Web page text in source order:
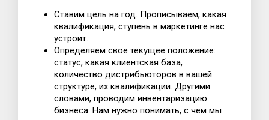
Ставим цель на год. Прописываем, какая
квалификация, ступень в маркетинге нас
устроит.
Определяем свое текущее положение:
статус, какая клиентская база,
количество дистрибьюторов в вашей
структуре, их квалификации. Другими
словами, проводим инвентаризацию
бизнеса. Нам нужно понимать, с чем мы